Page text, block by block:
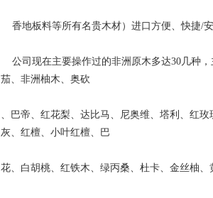
香地板料等所有名贵木材）进口方便、快捷/安
公司现在主要操作过的非洲原木多达30几种
茄、非洲柚木、奥砍
、巴帝、红花梨、达比马、尼奥维、塔利、红
灰、红檀、小叶红檀、巴
花、白胡桃、红铁木、绿丙桑、杜卡、金丝柚、